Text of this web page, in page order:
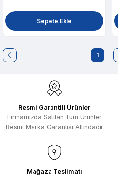
Sepete Ekle
1
Resmi Garantili Ürünler
Firmamızda Satılan Tüm Ürünler
Resmi Marka Garantisi Altındadır
Mağaza Teslimatı